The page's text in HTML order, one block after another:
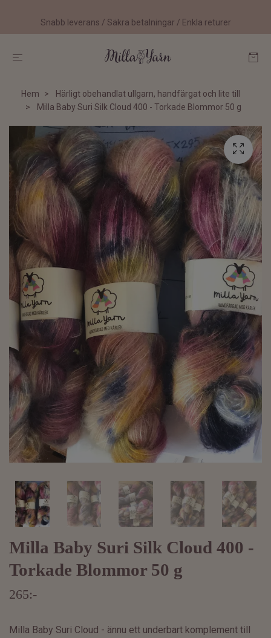
Snabb leverans / Säkra betalningar / Enkla returer
Hem
Härligt obehandlat ullgarn, handfärgat och lite till
Milla Baby Suri Silk Cloud 400 - Torkade Blommor 50 g
Milla Baby Suri Silk Cloud 400 -
Torkade Blommor 50 g
265:-
Milla Baby Suri Cloud - ännu ett underbart komplement till